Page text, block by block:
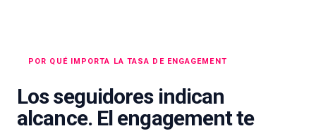
POR QUÉ IMPORTA LA TASA DE ENGAGEMENT
Los seguidores indican
alcance. El engagement te